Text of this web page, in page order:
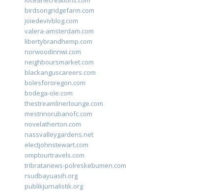
birdsongridgefarm.com
joiedevivblog.com
valera-amsterdam.com
libertybrandhemp.com
norwoodinnwi.com
neighboursmarket.com
blackanguscareers.com
bolesfororegon.com
bodega-ole.com
thestreamlinerlounge.com
mestrinorubanofc.com
novelatherton.com
nassvalleygardens.net
electjohnstewart.com
omptourtravels.com
tribratanews-polreskebumen.com
rsudbayuasih.org
publikjurnalistik.org